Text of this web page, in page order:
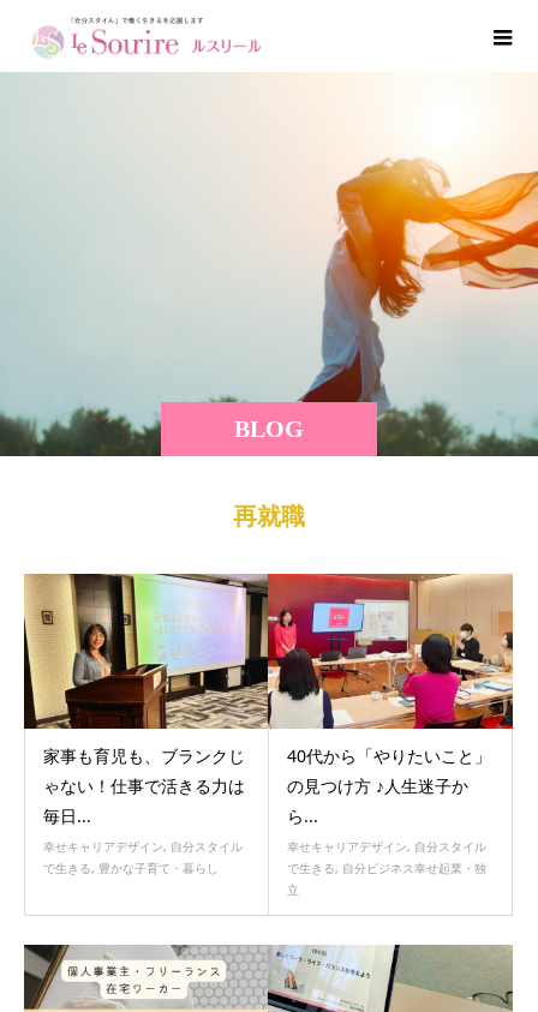
BLOG
再就職
家事も育児も、ブランクじ
ゃない！仕事で活きる力は
毎日...
幸せキャリアデザイン, 自分スタイル
で生きる, 豊かな子育て・暮らし
40代から「やりたいこと」
の見つけ方 ♪人生迷子か
ら...
幸せキャリアデザイン, 自分スタイル
で生きる, 自分ビジネス幸せ起業・独
立